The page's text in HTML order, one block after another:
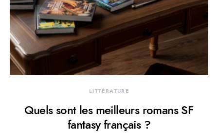
LITTÉRATURE
Quels sont les meilleurs romans SF
fantasy français ?